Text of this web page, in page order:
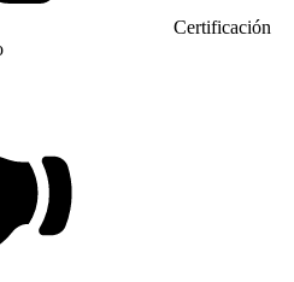
Certificación